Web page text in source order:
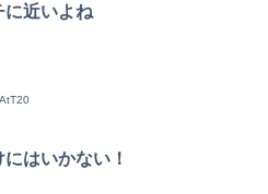
に近いよね
はいかない！